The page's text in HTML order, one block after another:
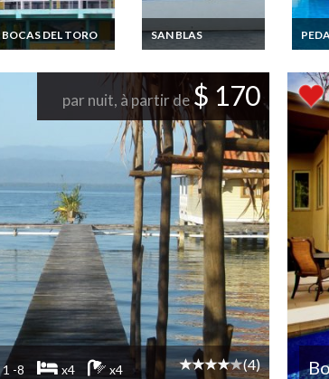
BOCAS DEL TORO
Location villa Panama
SAN BLAS
Location bateau
avec équipage
dans
par nuit, à partir de $ 170
1 -8 x4 x4 (4)